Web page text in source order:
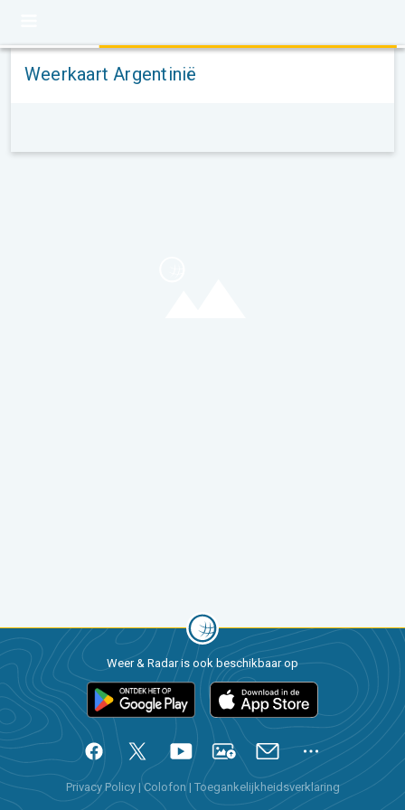
Weerkaart Argentinië
Weer & Radar is ook beschikbaar op
Privacy Policy |Colofon | Toegankelijkheidsverklaring